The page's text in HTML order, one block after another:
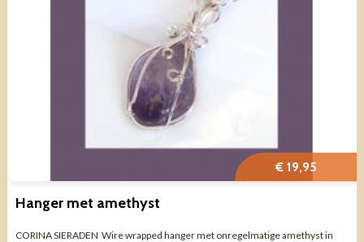
€ 19,95
Hanger met amethyst
CORINA SIERADEN Wire wrapped hanger met onregelmatige amethyst in